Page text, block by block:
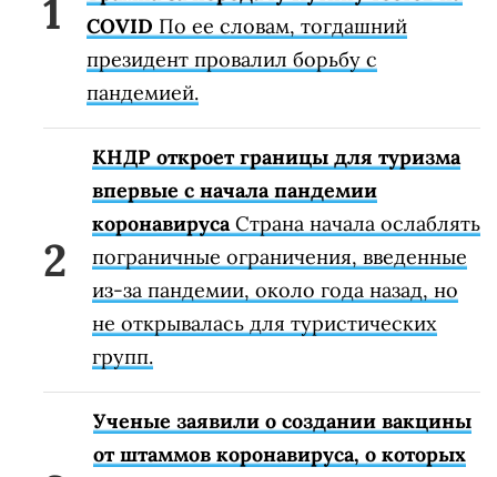
COVID По ее словам, тогдашний
президент провалил борьбу с
пандемией.
КНДР откроет границы для туризма
впервые с начала пандемии
коронавирусаСтрана начала ослаблять
пограничные ограничения, введенные
из-за пандемии, около года назад, но
не открывалась для туристических
групп.
Ученые заявили о создании вакцины
от штаммов коронавируса, о которых